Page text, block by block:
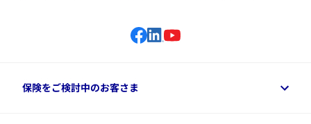
保険をご検討中のお客さま